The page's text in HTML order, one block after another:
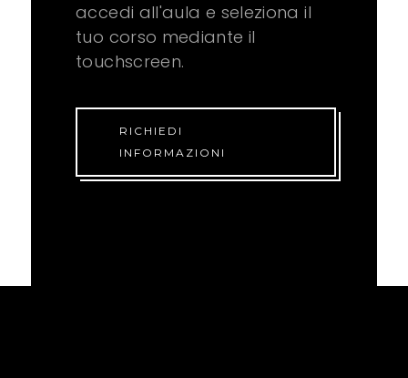
accedi all'aula e seleziona il
tuo corso mediante il
touchscreen.
RICHIEDI
INFORMAZIONI